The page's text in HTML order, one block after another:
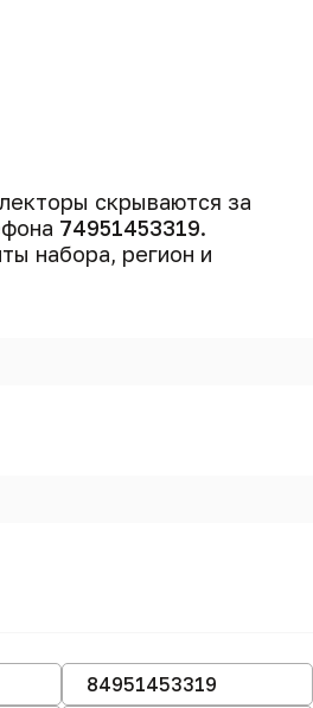
скрываются за
74951453319.
набора, регион и
84951453319